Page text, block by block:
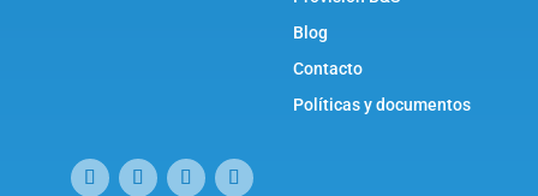
Blog
Contacto
Políticas y documentos